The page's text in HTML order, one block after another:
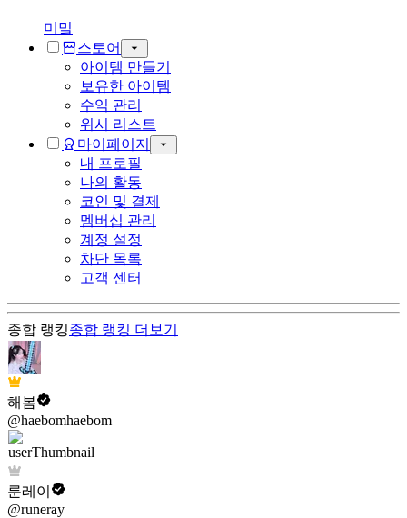
미밐
스토어
아이템 만들기
보유한 아이템
수익 관리
위시 리스트
마이페이지
내 프로필
나의 활동
코인 및 결제
멤버십 관리
계정 설정
차단 목록
고객 센터
종합 랭킹종합 랭킹 더보기
해봄
@haebomhaebom
룬레이
@runeray